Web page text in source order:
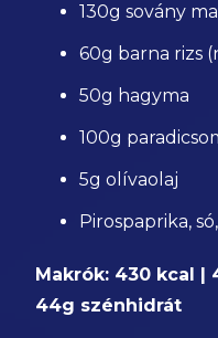
130g sovány
60g barna rizs
50g hagyma
100g
5g olívaolaj
Pirospaprika,
Makrók: 430 kcal |
44g szénhidrát